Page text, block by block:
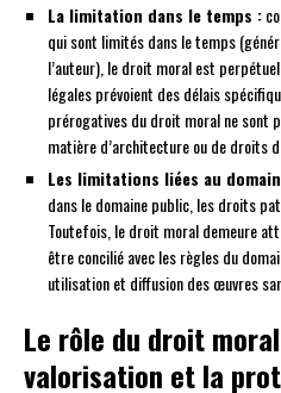
La limitation dans le temps :
qui sont limités dans le temps
l’auteur), le droit moral est
légales prévoient des délais
prérogatives du droit moral ne sont
matière d’architecture ou de droits
Les limitations liées au
dans le domaine public, les droits
Toutefois, le droit moral demeure
être concilié avec les règles du
utilisation et diffusion des œuvres
Le rôle du droit
valorisation et la